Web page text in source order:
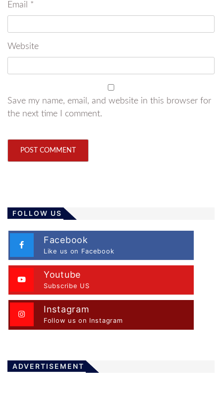
Email *
Website
Save my name, email, and website in this browser for
the next time I comment.
FOLLOW US
Facebook
Like us on Facebook
Youtube
Subscribe US
Instagram
Follow us on Instagram
ADVERTISEMENT